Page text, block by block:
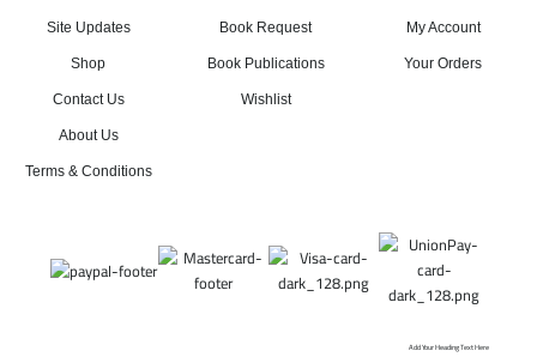
Site Updates
Shop
Contact Us
About Us
Terms & Conditions
Book Request
Book Publications
Wishlist
My Account
Your Orders
Add Your Heading Text Here